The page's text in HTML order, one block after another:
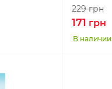
229грн
171 грн
В наличии